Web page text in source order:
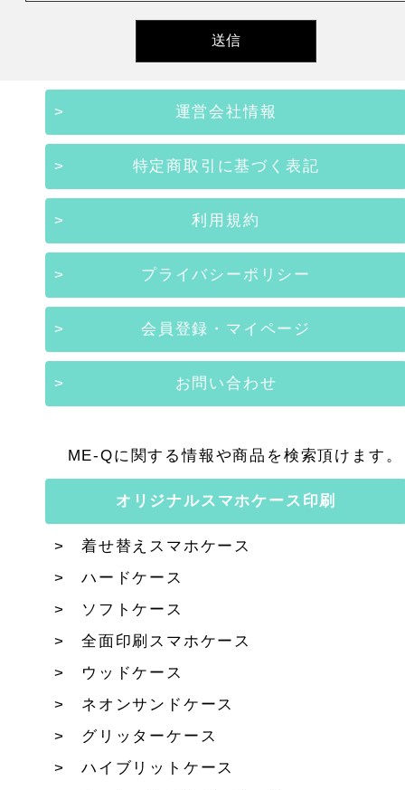
運営会社情報
特定商取引に基づく表記
利用規約
プライバシーポリシー
会員登録・マイページ
お問い合わせ
ME-Qに関する情報や商品を検索頂けます。
オリジナルスマホケース印刷
着せ替えスマホケース
ハードケース
ソフトケース
全面印刷スマホケース
ウッドケース
ネオンサンドケース
グリッターケース
ハイブリットケース